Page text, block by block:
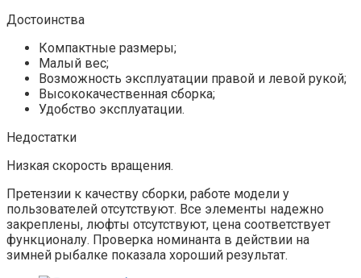
Достоинства
Компактные размеры;
Малый вес;
Возможность эксплуатации правой и левой рукой;
Высококачественная сборка;
Удобство эксплуатации.
Недостатки
Низкая скорость вращения.
Претензии к качеству сборки, работе модели у
пользователей отсутствуют. Все элементы надежно
закреплены, люфты отсутствуют, цена соответствует
функционалу. Проверка номинанта в действии на
зимней рыбалке показала хороший результат.